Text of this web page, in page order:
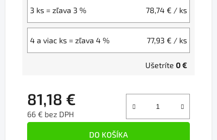
3 ks = zľava 3 % 78,74 € / ks
4 a viac ks = zľava 4 % 77,93 € / ks
Ušetríte 0 €
81,18 €
66 € bez DPH
DO KOŠÍKA